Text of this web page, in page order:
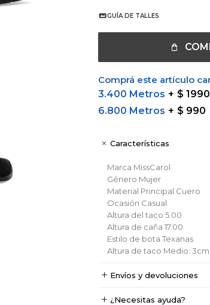
GUÍA DE TALLES
Comprá este artículo
3.400 Metros
$ 1990
6.800 Metros $ 990
Características
Marca MissCarol
Género Mujer
Material Principal Cuero
Ocasión Casual
Altura del taco 5.00
Altura de caña 17.00
Estilo de bota Texanas
Altura de taco Medio:
Envíos y devoluciones
¿Necesitas ayuda?